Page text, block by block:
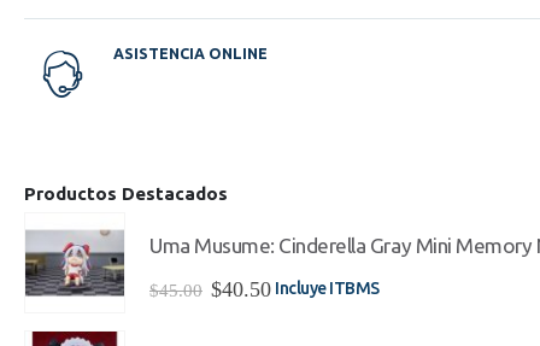
ASISTENCIA ONLINE
Productos Destacados
Uma Musume: Cinderella Gray Mini Memory
$45.00 El
$40.50ElIncluye ITBMS